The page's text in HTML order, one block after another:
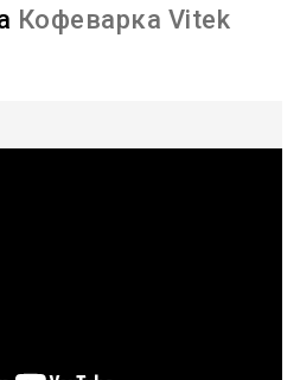
Кофеварка Vitek